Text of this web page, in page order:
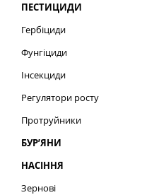
ПЕСТИЦИДИ
Гербіциди
Фунгіциди
Інсекциди
Регулятори росту
Протруйники
БУР’ЯНИ
НАСІННЯ
Зернові